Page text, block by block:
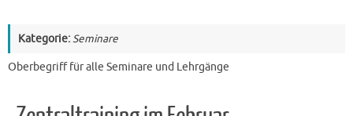
Kategorie:Seminare
Oberbegriff für alle Seminare und Lehrgänge